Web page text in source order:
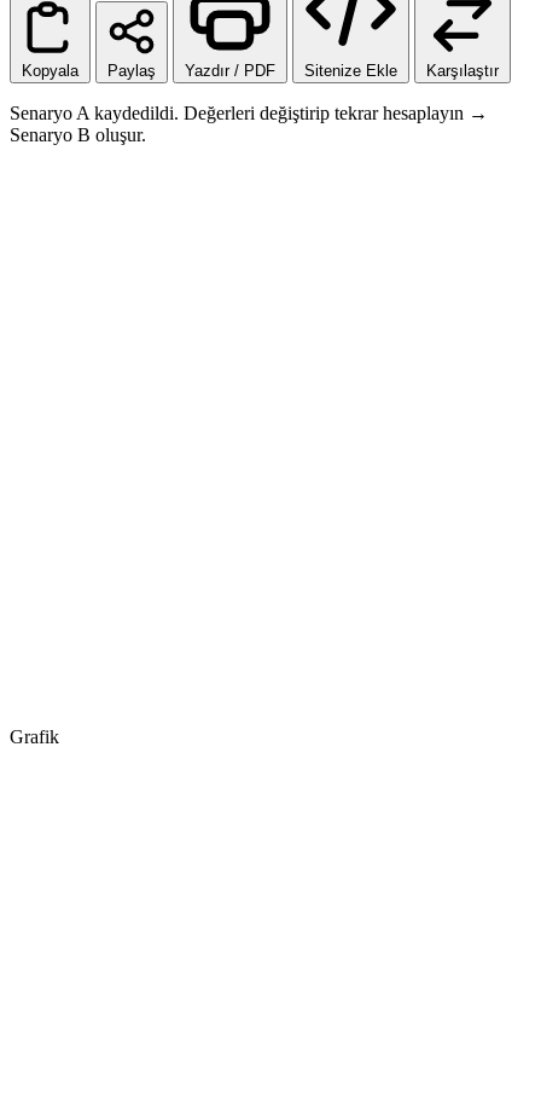
Kopyala Paylaş Yazdır / PDF Sitenize Ekle Karşılaştır
Senaryo A kaydedildi. Değerleri değiştirip tekrar hesaplayın →
Senaryo B oluşur.
Grafik